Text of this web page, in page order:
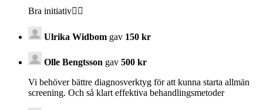
Bra initiativ👍🏼
Ulrika Widbom gav 150 kr
Olle Bengtsson gav 500 kr
Vi behöver bättre diagnosverktyg för att kunna starta allmän
screening. Och så klart effektiva behandlingsmetoder